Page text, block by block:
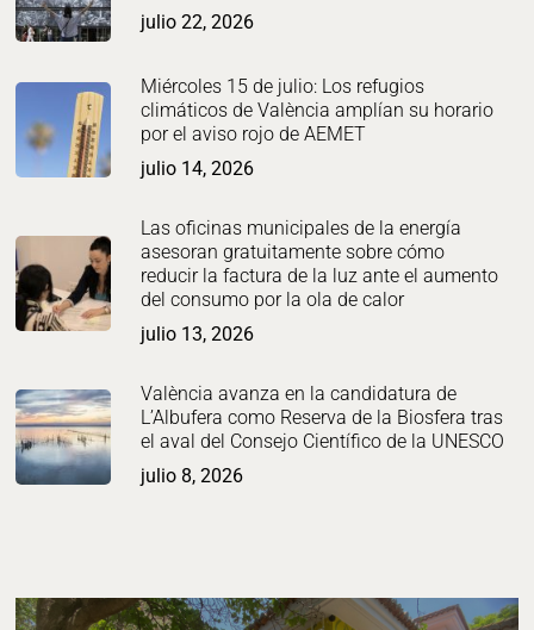
julio 22, 2026
Miércoles 15 de julio: Los refugios
climáticos de València amplían su horario
por el aviso rojo de AEMET
julio 14, 2026
Las oficinas municipales de la energía
asesoran gratuitamente sobre cómo
reducir la factura de la luz ante el aumento
del consumo por la ola de calor
julio 13, 2026
València avanza en la candidatura de
L’Albufera como Reserva de la Biosfera tras
el aval del Consejo Científico de la UNESCO
julio 8, 2026